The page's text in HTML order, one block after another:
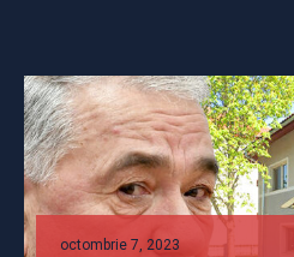
octombrie 7, 2023